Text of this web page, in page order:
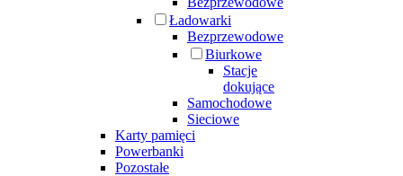
Ładowarki
Bezprzewodowe
Biurkowe
Stacje
dokujące
Samochodowe
Sieciowe
Karty pamięci
Powerbanki
Pozostałe